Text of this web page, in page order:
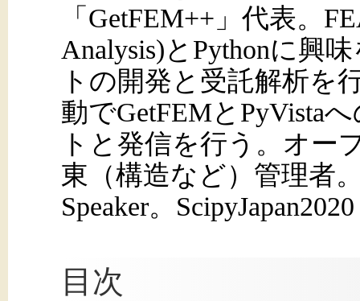
「GetFEM++」代表。
Analysis)とPythonに興
トの開発と受託解析を
動でGetFEMとPyVista
トと発信を行う。オー
東（構造など）管理者。
Speaker。
目次